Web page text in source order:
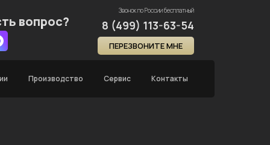
вопрос?
Звонок по России бесплатный
8 (499) 113-63-54
ПЕРЕЗВОНИТЕ МНЕ
Производство Сервис Контакты